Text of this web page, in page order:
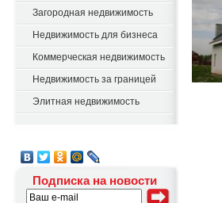
Загородная недвижимость
Недвижимость для бизнеса
Коммерческая недвижимость
Недвижимость за границей
Элитная недвижимость
Подписка на новости